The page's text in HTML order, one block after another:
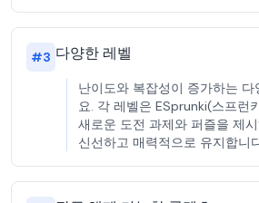
#3 다양한 레벨
난이도와 복잡성이 증가하는
요. 각 레벨은 ESprunki(스프런
새로운 도전 과제와 퍼즐을 제
신선하고 매력적으로 유지합니